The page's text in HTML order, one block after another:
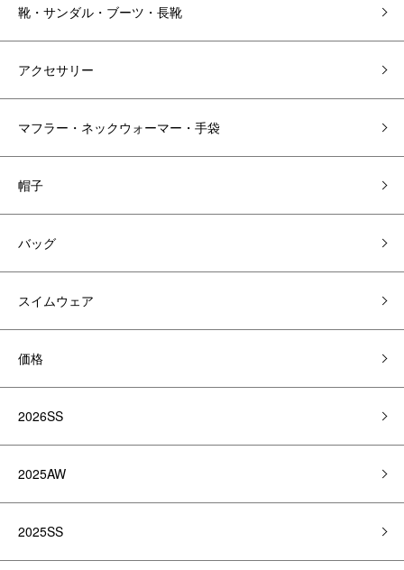
靴・サンダル・ブーツ・長靴
アクセサリー
マフラー・ネックウォーマー・手袋
帽子
バッグ
スイムウェア
価格
2026SS
2025AW
2025SS